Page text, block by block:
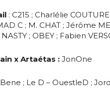
: C215 ; Charlélie
C ; M. CHAT ; Jérôme
; OBEY ; Fabien
x Artaétas : JonOne
; Le D – OuestleD ;